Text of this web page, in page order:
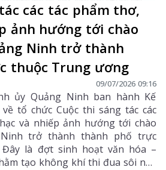
các tác phẩm thơ,
ảnh hướng tới chào
Ninh trở thành
thuộc Trung ương
09/07/2026 09:16
ủy Quảng Ninh ban hành Kế
tổ chức Cuộc thi sáng tác các
và nhiếp ảnh hướng tới chào
trở thành thành phố trực
là đợt sinh hoạt văn hóa –
tạo không khí thi đua sôi nổi,